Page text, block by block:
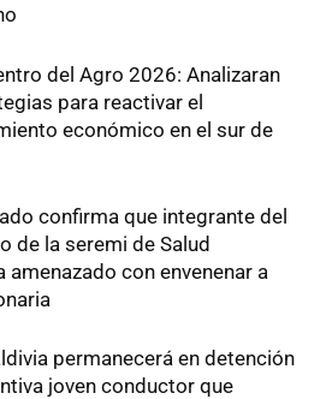
del Agro 2026: Analizaran
para reactivar el
económico en el sur de
confirma que integrante del
de la seremi de Salud
amenazado con envenenar a
permanecerá en detención
joven conductor que